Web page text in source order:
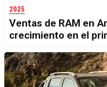
2025
Ventas de RAM en
crecimiento en el